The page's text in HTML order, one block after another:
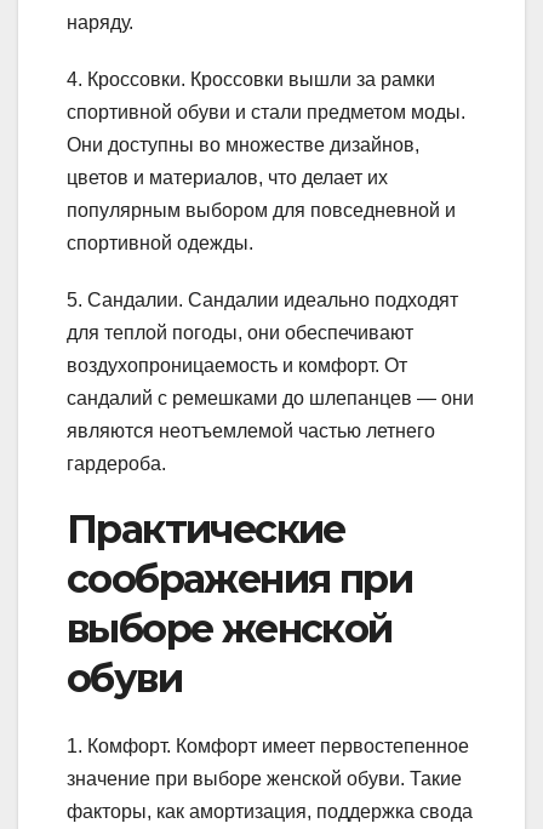
наряду.
4. Кроссовки. Кроссовки вышли за рамки
спортивной обуви и стали предметом моды.
Они доступны во множестве дизайнов,
цветов и материалов, что делает их
популярным выбором для повседневной и
спортивной одежды.
5. Сандалии. Сандалии идеально подходят
для теплой погоды, они обеспечивают
воздухопроницаемость и комфорт. От
сандалий с ремешками до шлепанцев — они
являются неотъемлемой частью летнего
гардероба.
Практические
соображения при
выборе женской
обуви
1. Комфорт. Комфорт имеет первостепенное
значение при выборе женской обуви. Такие
факторы, как амортизация, поддержка свода